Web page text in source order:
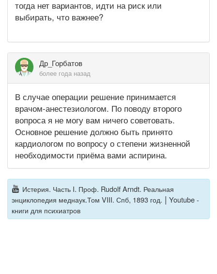
тогда нет вариантов, идти на риск или
выбирать, что важнее?
Др_Горбатов
более года назад
В случае операции решение принимается
врачом-анестезиологом. По поводу второго
вопроса я не могу вам ничего советовать.
Основное решение должно быть принято
кардиологом по вопросу о степени жизненной
необходимости приёма вами аспирина.
Истерия. Часть I. Проф. Rudolf Arndt. Реальная
энциклопедия меднаук.Том VIII. Спб, 1893 год. | Youtube -
книги для психиатров